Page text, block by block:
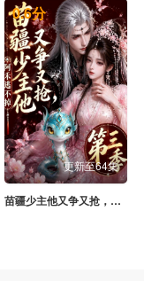
0.6分
更新至64集
苗疆少主他又争又抢，阿禾逃不掉第三季